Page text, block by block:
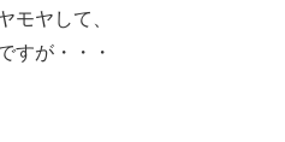
モヤして、
すが・・・